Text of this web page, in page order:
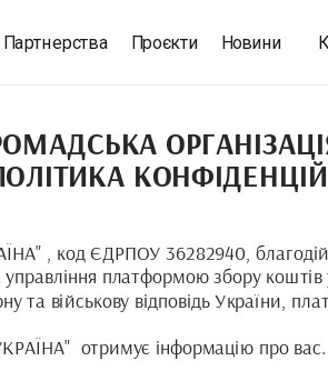
Партнерства Проєкти Новини
, код ЄДРПОУ 36282940,
платформою збору коштів
та військову відповідь
отримує інформацію про вас.